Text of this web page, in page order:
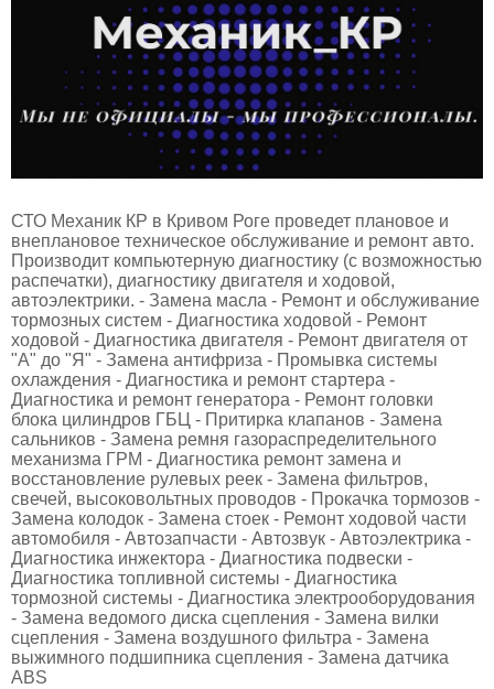
СТО Механик КР в Кривом Роге проведет плановое и
внеплановое техническое обслуживание и ремонт авто.
Производит компьютерную диагностику (с возможностью
распечатки), диагностику двигателя и ходовой,
автоэлектрики. - Замена масла - Ремонт и обслуживание
тормозных систем - Диагностика ходовой - Ремонт
ходовой - Диагностика двигателя - Ремонт двигателя от
"А" до "Я" - Замена антифриза - Промывка системы
охлаждения - Диагностика и ремонт стартера -
Диагностика и ремонт генератора - Ремонт головки
блока цилиндров ГБЦ - Притирка клапанов - Замена
сальников - Замена ремня газораспределительного
механизма ГРМ - Диагностика ремонт замена и
восстановление рулевых реек - Замена фильтров,
свечей, высоковольтных проводов - Прокачка тормозов -
Замена колодок - Замена стоек - Ремонт ходовой части
автомобиля - Автозапчасти - Автозвук - Автоэлектрика -
Диагностика инжектора - Диагностика подвески -
Диагностика топливной системы - Диагностика
тормозной системы - Диагностика электрооборудования
- Замена ведомого диска сцепления - Замена вилки
сцепления - Замена воздушного фильтра - Замена
выжимного подшипника сцепления - Замена датчика
ABS